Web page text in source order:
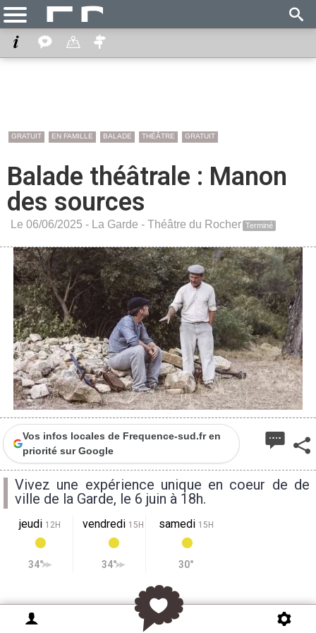
GRATUIT EN FAMILLE BALADE THÉÂTRE GRATUIT
Balade théâtrale : Manon
des sources
Le 06/06/2025 - La Garde - Théâtre du Rocher Terminé
Vos infos locales de Frequence-sud.fr en
priorité sur Google
Vivez une expérience unique en coeur de de
ville de la Garde, le 6 juin à 18h.
jeudi 12H
34°
vendredi 15H
34°
samedi 15H
30°
Manon des sources c’est le récit d’une tragédie